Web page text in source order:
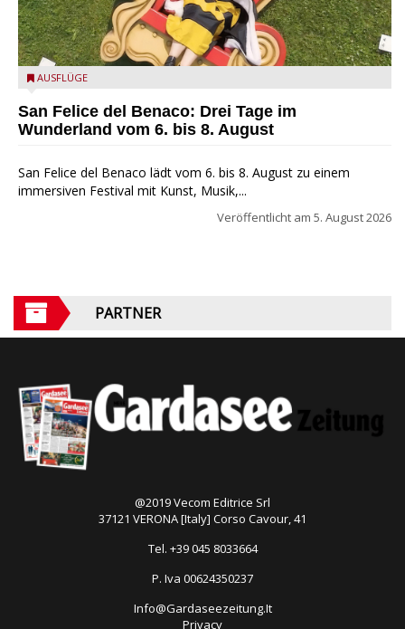
San Felice del Benaco: Drei Tage im Wunderland
AUSFLÜGE
San Felice del Benaco: Drei Tage im
Wunderland vom 6. bis 8. August
San Felice del Benaco lädt vom 6. bis 8. August zu einem
immersiven Festival mit Kunst, Musik,...
Veröffentlicht am 5. August 2026
PARTNER
@2019 Vecom Editrice Srl
37121 VERONA [Italy] Corso Cavour, 41
Tel. +39 045 8033664
P. Iva 00624350237
Info@Gardaseezeitung.It
Privacy